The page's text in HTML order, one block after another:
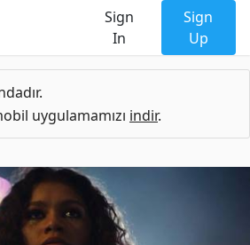
Sign
In
Sign
Up
uygulamamızı indir.